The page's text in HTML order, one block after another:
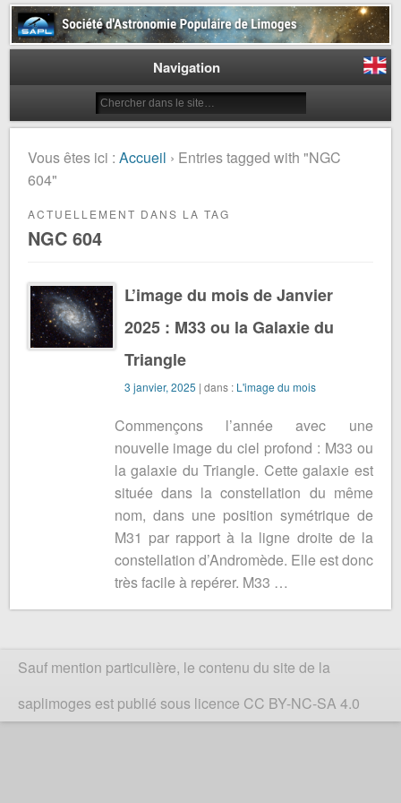
Société d'Astronomie Populaire
de Limoges
Navigation
Vous êtes ici : Accueil › Entries tagged with "NGC
604"
ACTUELLEMENT DANS LA TAG
NGC 604
L’image du mois de Janvier
2025 : M33 ou la Galaxie du
Triangle
3 janvier, 2025 | dans : L'image du mois
Commençons l’année avec une
nouvelle image du ciel profond : M33 ou
la galaxie du Triangle. Cette galaxie est
située dans la constellation du même
nom, dans une position symétrique de
M31 par rapport à la ligne droite de la
constellation d’Andromède. Elle est donc
très facile à repérer. M33 …
Sauf mention particulière, le contenu du site de la
saplimoges est publié sous licence CC BY-NC-SA 4.0